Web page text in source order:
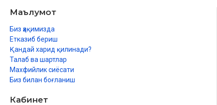
Маълумот
Биз ҳақимизда
Етказиб бериш
Қандай харид қилинади?
Талаб ва шартлар
Махфийлик сиёсати
Биз билан боғланиш
Кабинет